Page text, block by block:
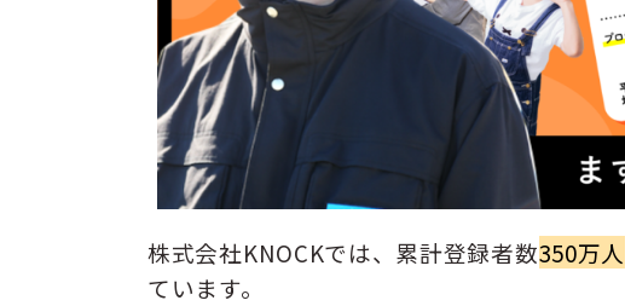
株式会社KNOCKでは、累計登録者数350万人
ています。